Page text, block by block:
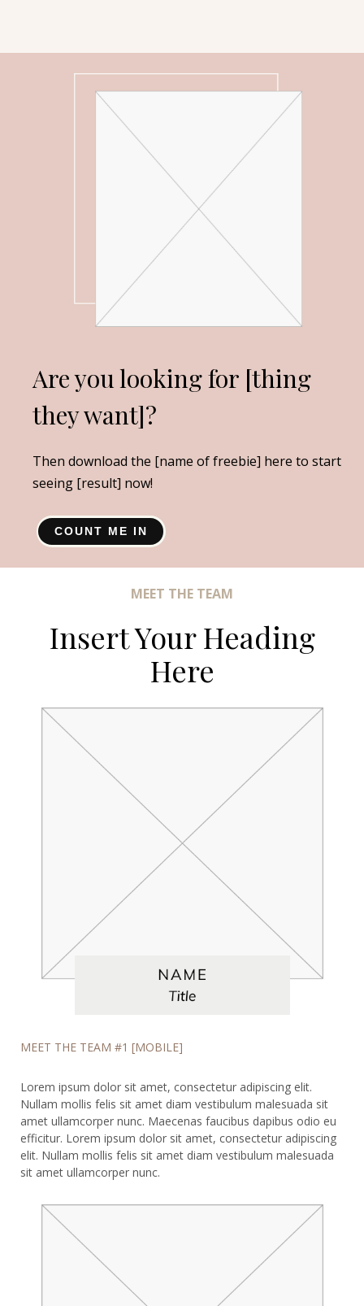
Are you looking for [thing
they want]?
Then download the [name of freebie] here to start
seeing [result] now!
COUNT ME IN
MEET THE TEAM
Insert Your Heading
Here
MEET THE TEAM #1 [MOBILE]
Lorem ipsum dolor sit amet, consectetur adipiscing elit.
Nullam mollis felis sit amet diam vestibulum malesuada sit
amet ullamcorper nunc. Maecenas faucibus dapibus odio eu
efficitur. Lorem ipsum dolor sit amet, consectetur adipiscing
elit. Nullam mollis felis sit amet diam vestibulum malesuada
sit amet ullamcorper nunc.